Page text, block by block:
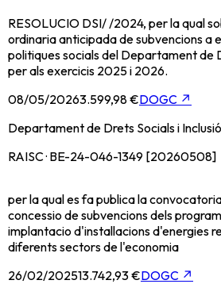
RESOLUCIO DSI/ /2024, per la qual
ordinaria anticipada de subvencions a
politiques socials del Departament de
per als exercicis 2025 i 2026.
08/05/20263.599,98 €DOGC ↗
Departament de Drets Socials i Inclusió
RAISC · BE-24-046-1349 [20260508]
per la qual es fa publica la
concessio de subvencions dels
implantacio d'installacions d'energies
diferents sectors de l'economia
26/02/202513.742,93 €DOGC ↗